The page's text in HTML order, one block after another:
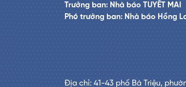
Trưởng ban: Nhà báo TUYẾT MAI
Phó trưởng ban: Nhà báo Hồng
Địa chỉ: 41-43 phố Bà Triệu,